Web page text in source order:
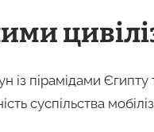
із пірамідами
суспільства